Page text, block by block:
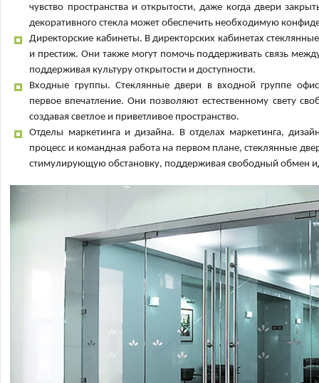
чувство пространства и открытости, даже когда двери
декоративного стекла может обеспечить необходимую
Директорские кабинеты. В директорских кабинетах
и престиж. Они также могут помочь поддерживать связь
поддерживая культуру открытости и доступности.
Входные группы. Стеклянные двери в входной группе
первое впечатление. Они позволяют естественному свету
создавая светлое и приветливое пространство.
Отделы маркетинга и дизайна. В отделах маркетинга,
процесс и командная работа на первом плане, стеклянные
стимулирующую обстановку, поддерживая свободный обмен